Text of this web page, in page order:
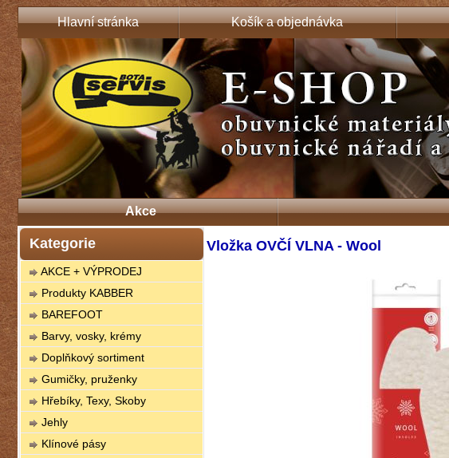
Hlavní stránka Košík a objednávka
Akce
Kategorie
AKCE + VÝPRODEJ
Produkty KABBER
BAREFOOT
Barvy, vosky, krémy
Doplňkový sortiment
Gumičky, pruženky
Hřebíky, Texy, Skoby
Jehly
Klínové pásy
Vložka OVČÍ VLNA - Wool